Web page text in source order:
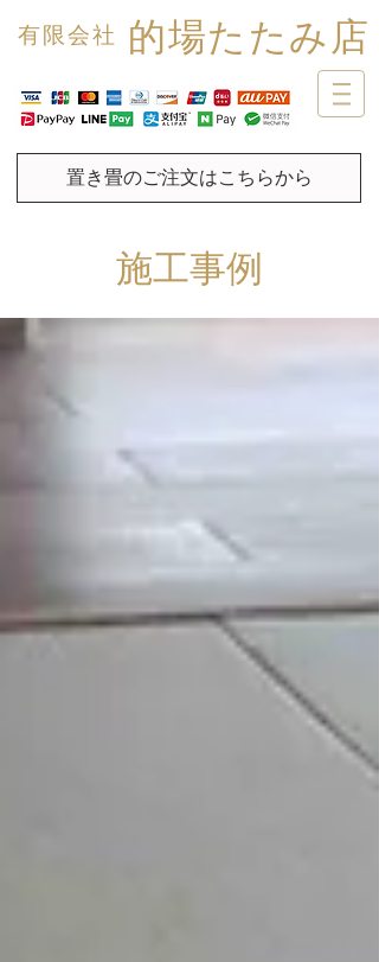
的場たたみ店
有限会社
置き畳のご注文はこちらから
施工事例